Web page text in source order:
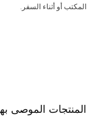
المكتب أو أثناء السفر.
المنتجات الموصى